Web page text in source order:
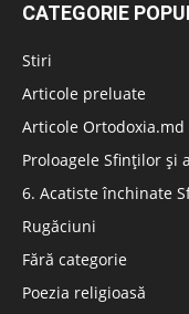
CATEGORIE
Stiri
Articole preluate
Articole Ortodoxia.md
Proloagele Sfinților și
6. Acatiste închinate
Rugăciuni
Fără categorie
Poezia religioasă